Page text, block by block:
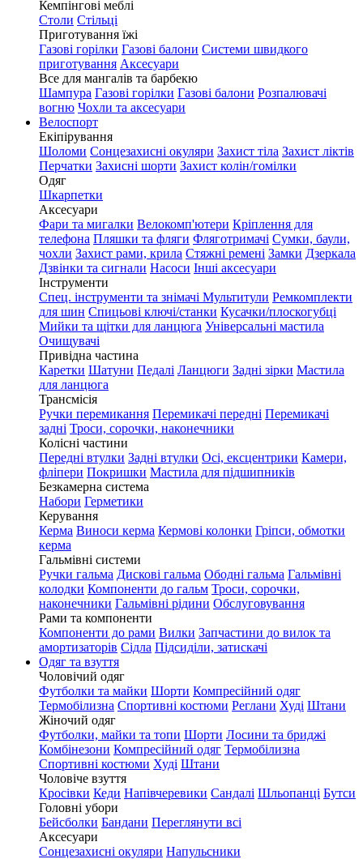
Кемпінгові меблі
Столи Стільці
Приготування їжі
Газові горілки Газові балони Системи швидкого
приготування Аксесуари
Все для мангалів та барбекю
Шампура Газові горілки Газові балони Розпалювачі
вогню Чохли та аксесуари
Велоспорт
Екіпірування
Шоломи Сонцезахисні окуляри Захист тіла Захист ліктів
Перчатки Захисні шорти Захист колін/гомілки
Одяг
Шкарпетки
Аксесуари
Фари та мигалки Велокомп'ютери Кріплення для
телефона Пляшки та фляги Фляготримачі Сумки, баули,
чохли Захист рами, крила Стяжні ремені Замки Дзеркала
Дзвінки та сигнали Насоси Інші аксесуари
Інструменти
Спец. інструменти та знімачі Мультитули Ремкомплекти
для шин Спицьові ключі/станки Кусачки/плоскогубці
Мийки та щітки для ланцюга Універсальні мастила
Очищувачі
Привідна частина
Каретки Шатуни Педалі Ланцюги Задні зірки Мастила
для ланцюга
Трансмісія
Ручки перемикання Перемикачі передні Перемикачі
задні Троси, сорочки, наконечники
Колісні частини
Передні втулки Задні втулки Осі, ексцентрики Камери,
фліпери Покришки Мастила для підшипників
Безкамерна система
Набори Герметики
Керування
Керма Виноси керма Кермові колонки Гріпси, обмотки
керма
Гальмівні системи
Ручки гальма Дискові гальма Ободні гальма Гальмівні
колодки Компоненти до гальм Троси, сорочки,
наконечники Гальмівні рідини Обслуговування
Рами та компоненти
Компоненти до рами Вилки Запчастини до вилок та
амортизаторів Сідла Підсиділи, затискачі
Одяг та взуття
Чоловічий одяг
Футболки та майки Шорти Компресійний одяг
Термобілизна Спортивні костюми Реглани Худі Штани
Жіночий одяг
Футболки, майки та топи Шорти Лосини та бриджі
Комбінезони Компресійний одяг Термобілизна
Спортивні костюми Худі Штани
Чоловіче взуття
Кросівки Кеди Напівчеревики Сандалі Шльопанці Бутси
Головні убори
Бейсболки Бандани Переглянути всі
Аксесуари
Сонцезахисні окуляри Напульсники